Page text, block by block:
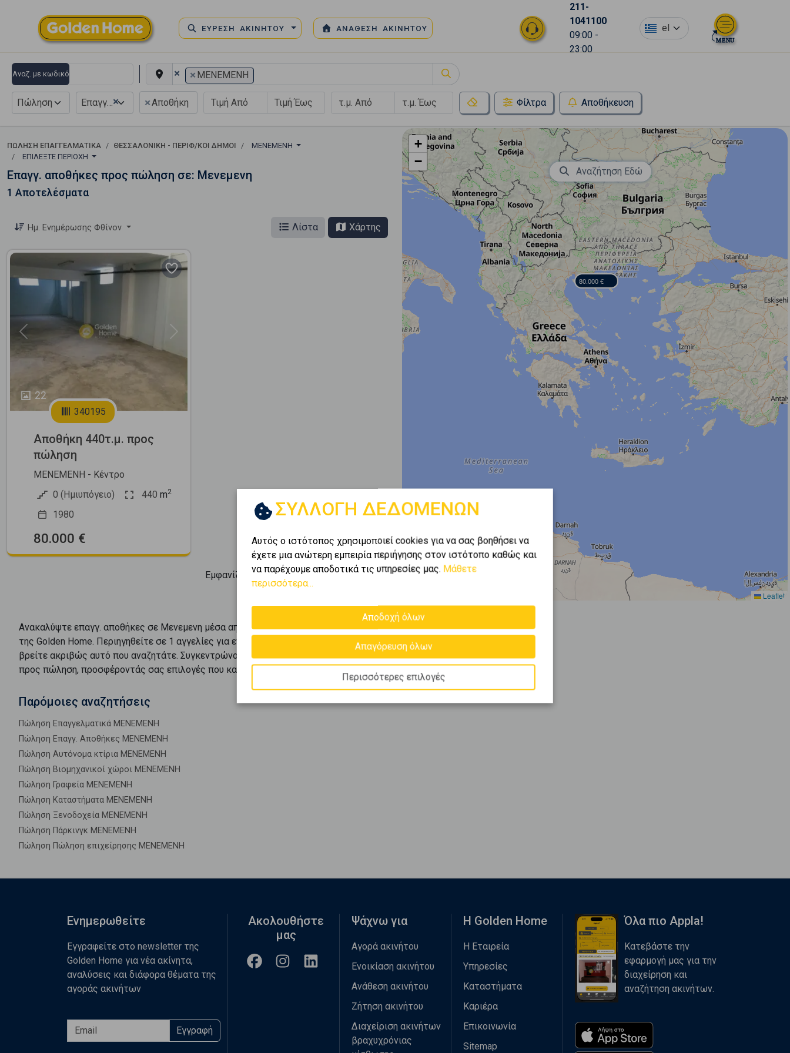
ΕΥΡΕΣΗ ΑΚΙΝΗΤΟΥ ΑΝΑΘΕΣΗ ΑΚΙΝΗΤΟΥ
211-
1041100
09:00 -
23:00
el
Αναζ. με κωδικό × × ΜΕΝΕΜΕΝΗ
Πώληση ×
Επαγγελματικό ×Αποθήκη Φίλτρα Αποθήκευση
ΠΏΛΗΣΗ ΕΠΑΓΓΕΛΜΑΤΙΚΆ ΘΕΣΣΑΛΟΝΙΚΗ - ΠΕΡΙΦ/ΚΟΙ ΔΗΜΟΙ
ΜΕΝΕΜΕΝΗ
ΕΠΙΛΈΞΤΕ ΠΕΡΙΟΧΉ
Επαγγ. αποθήκες προς πώληση σε: Μενεμενη
1 Αποτελέσματα
Ημ. Ενημέρωσης Φθίνον Λίστα Χάρτης
22
Previous Next
340195
Αποθήκη 440τ.μ. προς
πώληση
ΜΕΝΕΜΕΝΗ - Κέντρο
0 (Ημιυπόγειο)
440 m2
1980
80.000 €
Εμφανίζονται1-1από1.
Ανακαλύψτε επαγγ. αποθήκες σε Μενεμενη μέσα από το πλούσιο χαρτοφυλάκιο
της Golden Home. Περιηγηθείτε σε 1 αγγελίες για επαγγ. αποθήκες Μενεμενη
βρείτε ακριβώς αυτό που αναζητάτε. Συγκεντρώνουμε τις καλύτερες ευκαιρίες
προς πώληση, προσφέροντάς σας επιλογές που καλύπτουν κάθε ανάγκη.
Παρόμοιες αναζητήσεις
Πώληση Επαγγελματικά ΜΕΝΕΜΕΝΗ
Πώληση Επαγγ. Αποθήκες ΜΕΝΕΜΕΝΗ
Πώληση Αυτόνομα κτίρια ΜΕΝΕΜΕΝΗ
Πώληση Βιομηχανικοί χώροι ΜΕΝΕΜΕΝΗ
Πώληση Γραφεία ΜΕΝΕΜΕΝΗ
Πώληση Καταστήματα ΜΕΝΕΜΕΝΗ
Πώληση Ξενοδοχεία ΜΕΝΕΜΕΝΗ
Πώληση Πάρκινγκ ΜΕΝΕΜΕΝΗ
Πώληση Πώληση επιχείρησης ΜΕΝΕΜΕΝΗ
80.000 €
+
−
Leaflet
Αναζήτηση Εδώ
ΣΥΛΛΟΓΗ ΔΕΔΟΜΕΝΩΝ
Αυτός ο ιστότοπος χρησιμοποιεί cookies για να σας βοηθήσει να
έχετε μια ανώτερη εμπειρία περιήγησης στον ιστότοπο καθώς και
να παρέχουμε αποδοτικά τις υπηρεσίες μας. Μάθετε
περισσότερα...
Αποδοχή όλων
Απαγόρευση όλων
Περισσότερες επιλογές
Ενημερωθείτε
Εγγραφείτε στο newsletter της
Golden Home για νέα ακίνητα,
αναλύσεις και διάφορα θέματα της
αγοράς ακινήτων
Εγγραφή
Ακολουθήστε
μας
Ψάχνω για
Αγορά ακινήτου
Ενοικίαση ακινήτου
Ανάθεση ακινήτου
Ζήτηση ακινήτου
Διαχείριση ακινήτων
βραχυχρόνιας
Η Golden Home
Η Εταιρεία
Υπηρεσίες
Καταστήματα
Καριέρα
Επικοινωνία
Sitemap
Όλα πιο Appla!
Κατεβάστε την
εφαρμογή μας για την
διαχείρηση και
αναζήτηση ακινήτων.